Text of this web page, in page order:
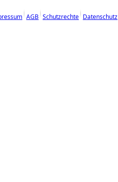
AGB Schutzrechte Datenschutz